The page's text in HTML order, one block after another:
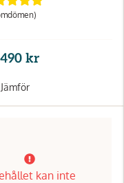
kr
Jämför
kan inte